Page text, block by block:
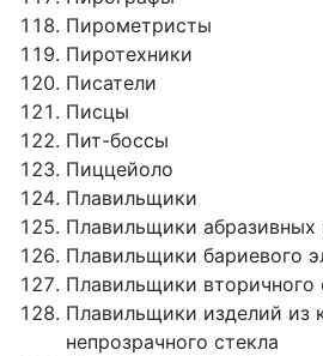
Пирометристы
Пиротехники
Писатели
Писцы
Пит-боссы
Пиццейоло
Плавильщики
Плавильщики абразивных
Плавильщики бариевого
Плавильщики вторичного
Плавильщики изделий из
непрозрачного стекла